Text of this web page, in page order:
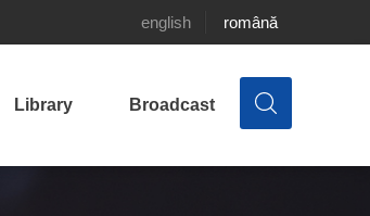
english română
Library Broadcast